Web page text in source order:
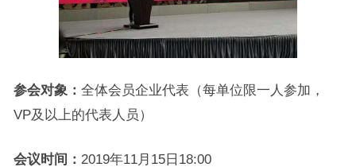
参会对象： 全体会员企业代表（每单位限一人参加，
VP及以上的代表人员）
会议时间： 2019年11月15日18:00